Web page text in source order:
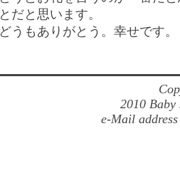
とだと思います。
どうもありがとう。幸せです。
2010
e-Mail